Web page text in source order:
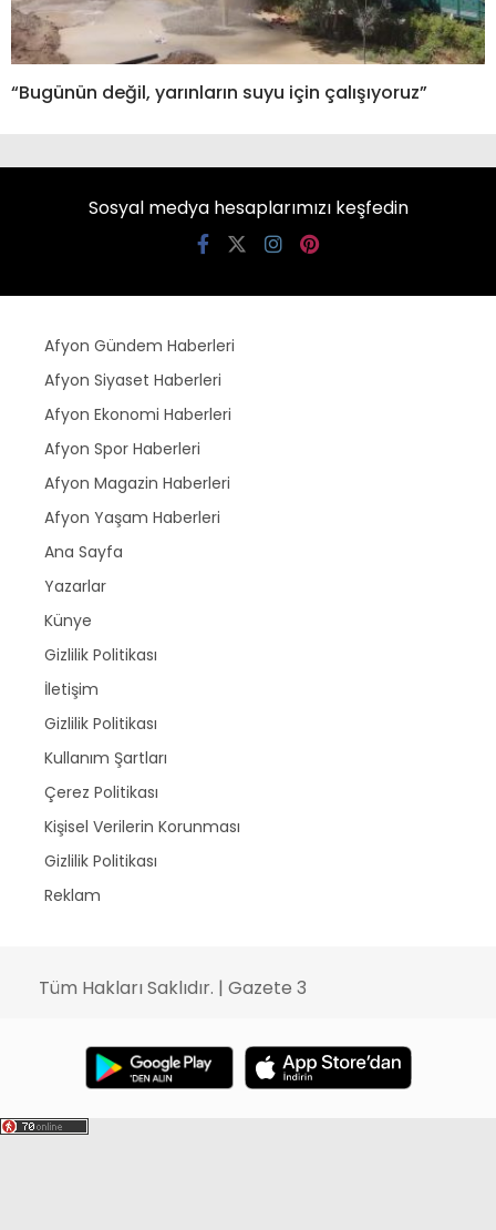
“Bugünün değil, yarınların suyu için çalışıyoruz”
Sosyal medya hesaplarımızı keşfedin
Afyon Gündem Haberleri
Afyon Siyaset Haberleri
Afyon Ekonomi Haberleri
Afyon Spor Haberleri
Afyon Magazin Haberleri
Afyon Yaşam Haberleri
Ana Sayfa
Yazarlar
Künye
Gizlilik Politikası
İletişim
Gizlilik Politikası
Kullanım Şartları
Çerez Politikası
Kişisel Verilerin Korunması
Gizlilik Politikası
Reklam
Tüm Hakları Saklıdır. | Gazete 3